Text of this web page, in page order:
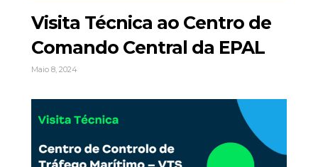
Visita Técnica ao Centro de
Comando Central da EPAL
Maio 8, 2024